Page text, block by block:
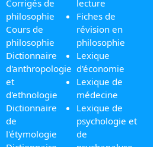
Corrigés de
philosophie
Cours de
philosophie
Dictionnaire
d'anthropologie
et
d'ethnologie
Dictionnaire
de
l'étymologie
lecture
Fiches de
révision en
philosophie
Lexique
d'économie
Lexique de
médecine
Lexique de
psychologie et
de